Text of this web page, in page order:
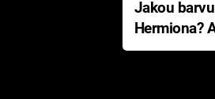
Jakou
Hermiona?
Pottera